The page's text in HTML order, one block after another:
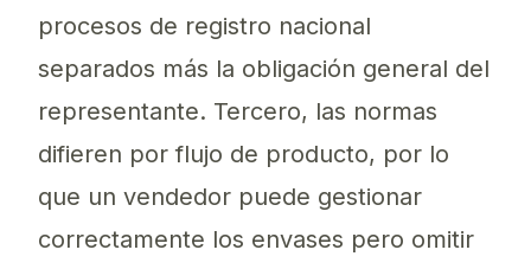
procesos de registro nacional
separados más la obligación general del
representante. Tercero, las normas
difieren por flujo de producto, por lo
que un vendedor puede gestionar
correctamente los envases pero omitir